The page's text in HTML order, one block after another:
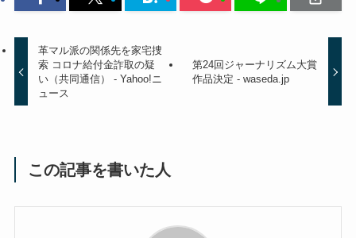
革マル派の関係先を家宅捜
索 コロナ給付金詐取の疑
い（共同通信） - Yahoo!ニ
ュース
第24回ジャーナリズム大賞
作品決定 - waseda.jp
この記事を書いた人